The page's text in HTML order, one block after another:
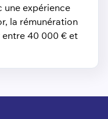
une expérience
la rémunération
40 000 € et